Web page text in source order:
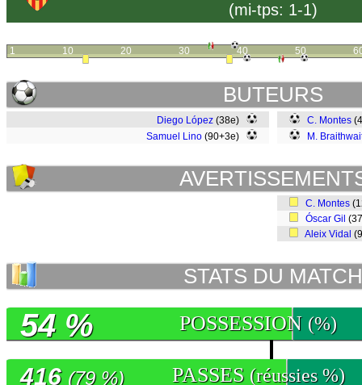
(mi-tps: 1-1)
1 10 20 30 40 50
BUTEURS
Diego López (38e)
Samuel Lino (90+3e)
C. Montes
M.
C. Montes
Óscar Gil
Aleix Vidal
STATS DU MATCH
POSSESSION (%)
54 %
PASSES (réussies %)
416 (79 %)